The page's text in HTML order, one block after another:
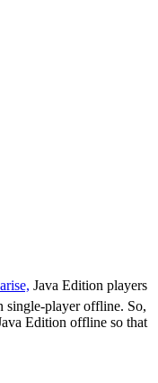
Java Edition players
single-player offline. So,
Edition offline so that